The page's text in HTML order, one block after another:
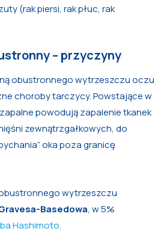
(rak piersi, rak płuc, rak
– przyczyny
obustronnego wytrzeszczu oczu
choroby tarczycy. Powstające w
powodują zapalenie tkanek
zewnątrzgałkowych, do
oka poza granicę
wytrzeszczu
Basedowa, w 5%
Hashimoto.